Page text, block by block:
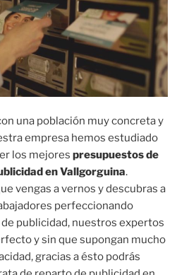
una población muy concreta y
empresa hemos estudiado
los mejores presupuestos de
en Vallgorguina.
vengas a vernos y descubras a
perfeccionando
publicidad, nuestros expertos
y sin que supongan mucho
gracias a ésto podrás